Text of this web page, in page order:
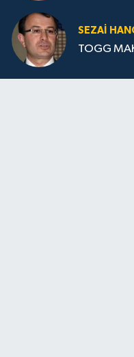
SEZAI
TOGG